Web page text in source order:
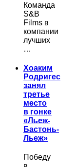
Команда
S&B
Films в
компании
лучших
…
Хоаким
Родригес
занял
третье
место
в гонке
«Льеж-
Бастонь-
Льеж»
Победу